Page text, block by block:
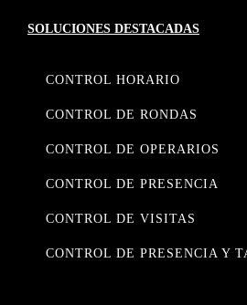
SOLUCIONES DESTACADAS
CONTROL HORARIO
CONTROL DE RONDAS
CONTROL DE OPERARIOS
CONTROL DE PRESENCIA
CONTROL DE VISITAS
CONTROL DE PRESENCIA Y